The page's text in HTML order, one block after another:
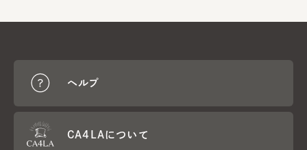
ヘルプ
CA4LAについて